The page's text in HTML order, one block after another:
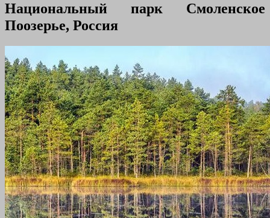
Национальный парк Смоленское
Поозерье, Россия